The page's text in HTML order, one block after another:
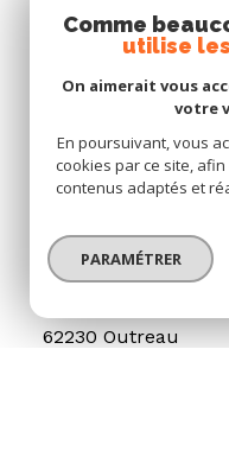
03 21 101 999
62230 Outreau
Comme
utilise
On aimerait vous
votre
En poursuivant, vous
cookies par ce site,
contenus adaptés et
PARAMÉTRER